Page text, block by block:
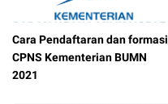
Cara Pendaftaran dan formasi
CPNS Kementerian BUMN
2021